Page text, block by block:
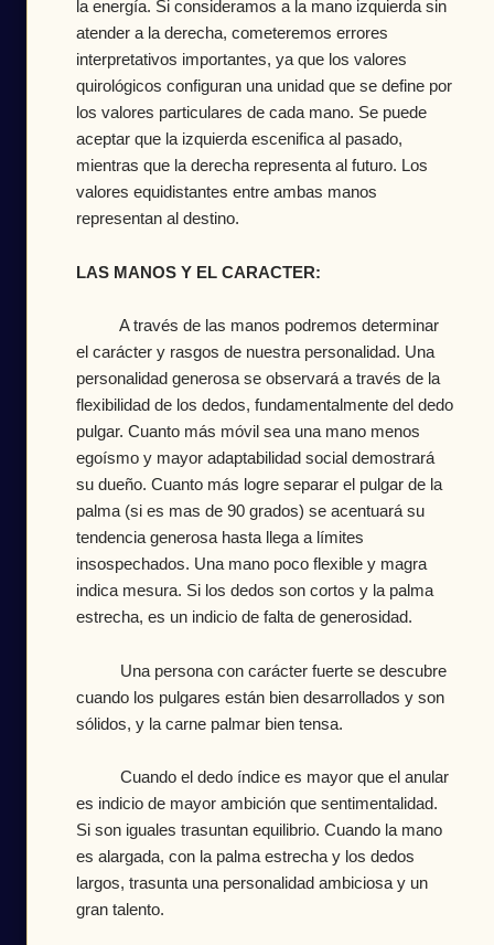
la energía. Si consideramos a la mano izquierda sin
atender a la derecha, cometeremos errores
interpretativos importantes, ya que los valores
quirológicos configuran una unidad que se define por
los valores particulares de cada mano. Se puede
aceptar que la izquierda escenifica al pasado,
mientras que la derecha representa al futuro. Los
valores equidistantes entre ambas manos
representan al destino.
LAS MANOS Y EL CARACTER:
A través de las manos podremos determinar
el carácter y rasgos de nuestra personalidad. Una
personalidad generosa se observará a través de la
flexibilidad de los dedos, fundamentalmente del dedo
pulgar. Cuanto más móvil sea una mano menos
egoísmo y mayor adaptabilidad social demostrará
su dueño. Cuanto más logre separar el pulgar de la
palma (si es mas de 90 grados) se acentuará su
tendencia generosa hasta llega a límites
insospechados. Una mano poco flexible y magra
indica mesura. Si los dedos son cortos y la palma
estrecha, es un indicio de falta de generosidad.
Una persona con carácter fuerte se descubre
cuando los pulgares están bien desarrollados y son
sólidos, y la carne palmar bien tensa.
Cuando el dedo índice es mayor que el anular
es indicio de mayor ambición que sentimentalidad.
Si son iguales trasuntan equilibrio. Cuando la mano
es alargada, con la palma estrecha y los dedos
largos, trasunta una personalidad ambiciosa y un
gran talento.